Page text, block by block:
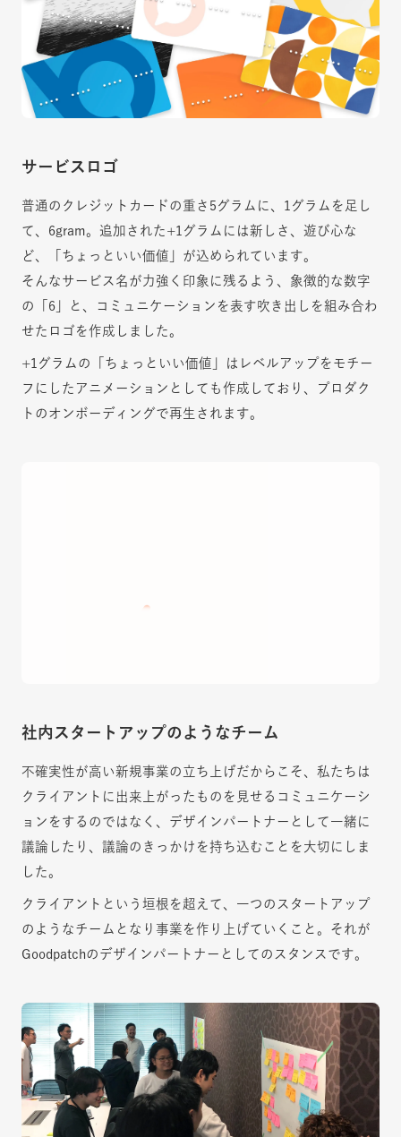
サービスロゴ
普通のクレジットカードの重さ5グラムに、1グラムを足し
て、6gram。追加された+1グラムには新しさ、遊び心な
ど、「ちょっといい価値」が込められています。
そんなサービス名が力強く印象に残るよう、象徴的な数字
の「6」と、コミュニケーションを表す吹き出しを組み合わ
せたロゴを作成しました。
+1グラムの「ちょっといい価値」はレベルアップをモチー
フにしたアニメーションとしても作成しており、プロダク
トのオンボーディングで再生されます。
社内スタートアップのようなチーム
不確実性が高い新規事業の立ち上げだからこそ、私たちは
クライアントに出来上がったものを見せるコミュニケーシ
ョンをするのではなく、デザインパートナーとして一緒に
議論したり、議論のきっかけを持ち込むことを大切にしま
した。
クライアントという垣根を超えて、一つのスタートアップ
のようなチームとなり事業を作り上げていくこと。それが
Goodpatchのデザインパートナーとしてのスタンスです。